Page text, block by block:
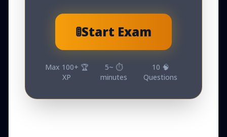
Start Exam
🚦
🧠
10
Questions
⏱️ ~
5
minutes
🏆 +
100
Max
XP